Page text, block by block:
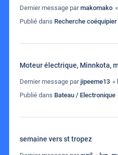
Dernier message parmakomako «
Publié dans Recherche coéquipier
Moteur électrique, Minnkota,
Dernier message parjipeeme13 «
Publié dans Bateau / Electronique
semaine vers st tropez